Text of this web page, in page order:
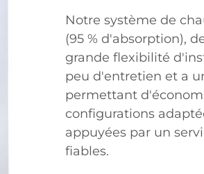
Notre système de
(95 % d'absorption),
grande flexibilité
peu d'entretien et a
permettant
configurations
appuyées par un
fiables.